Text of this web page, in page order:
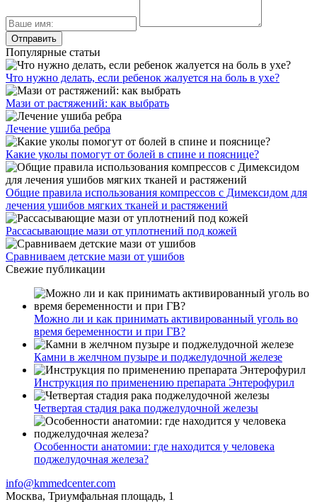
Популярные статьи
Что нужно делать, если ребенок жалуется на боль в ухе?
Мази от растяжений: как выбрать
Лечение ушиба ребра
Какие уколы помогут от болей в спине и пояснице?
Общие правила использования компрессов с Димексидом для
лечения ушибов мягких тканей и растяжений
Рассасывающие мази от уплотнений под кожей
Сравниваем детские мази от ушибов
Свежие публикации
Можно ли и как принимать активированный уголь во
время беременности и при ГВ?
Камни в желчном пузыре и поджелудочной железе
Инструкция по применению препарата Энтерофурил
Четвертая стадия рака поджелудочной железы
Особенности анатомии: где находится у человека
поджелудочная железа?
info@kmmedcenter.com
Москва, Триумфальная площадь, 1